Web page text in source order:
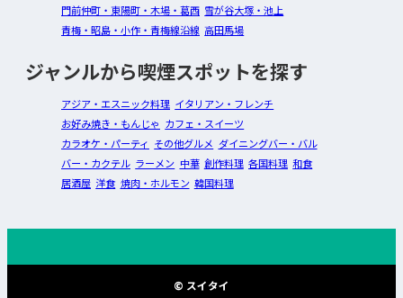
門前仲町・東陽町・木場・葛西 雪が谷大塚・池上
青梅・昭島・小作・青梅線沿線 高田馬場
ジャンルから喫煙スポットを探す
アジア・エスニック料理 イタリアン・フレンチ
お好み焼き・もんじゃ カフェ・スイーツ
カラオケ・パーティ その他グルメ ダイニングバー・バル
バー・カクテル ラーメン 中華 創作料理 各国料理 和食
居酒屋 洋食 焼肉・ホルモン 韓国料理
© スイタイ